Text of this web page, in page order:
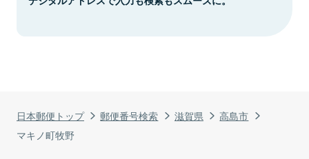
日本郵便トップ 郵便番号検索 滋賀県
高島市
マキノ町牧野